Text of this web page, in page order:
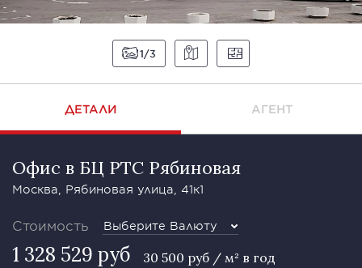
1 3
ДЕТАЛИ АГЕНТ
Офис в БЦ РТС Рябиновая
Москва, Рябиновая улица, 41к1
Стоимость Выберите Валюту
1 328 529 руб 30 500 руб / м² в год